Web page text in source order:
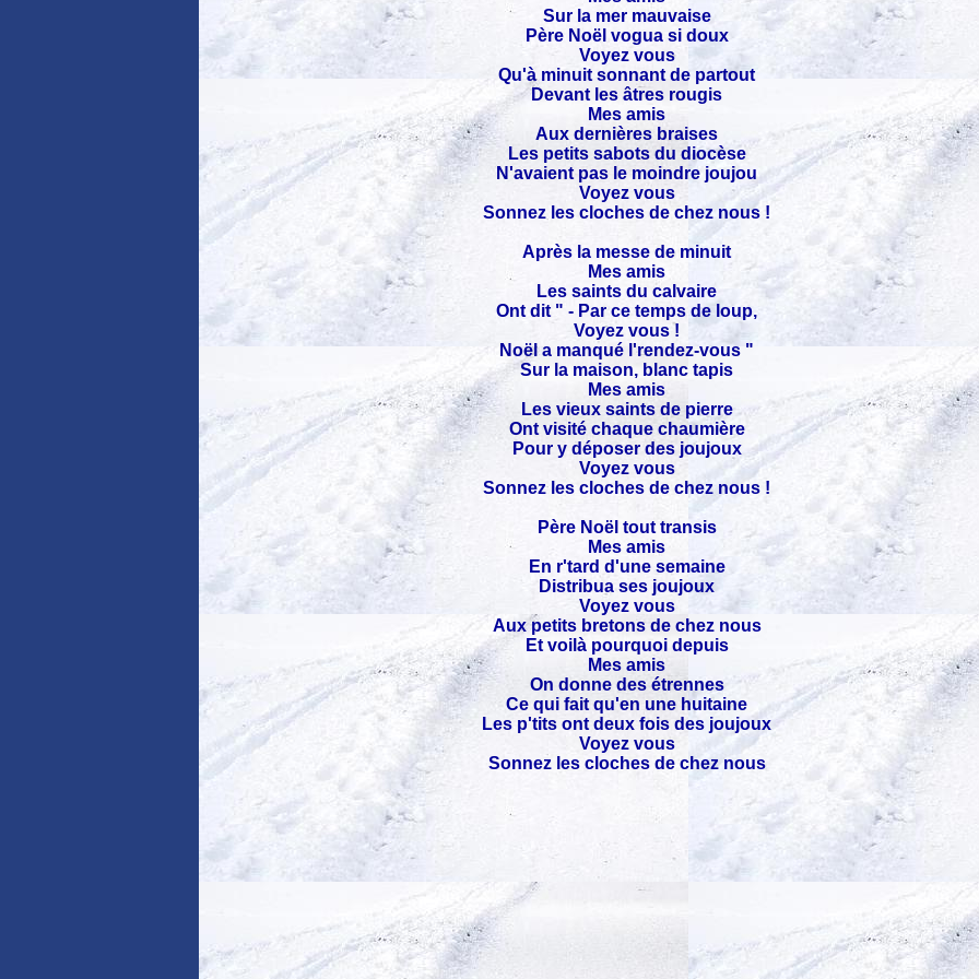
Sur la mer mauvaise
Père Noël vogua si doux
Voyez vous
Qu'à minuit sonnant de partout
Devant les âtres rougis
Mes amis
Aux dernières braises
Les petits sabots du diocèse
N'avaient pas le moindre joujou
Voyez vous
Sonnez les cloches de chez nous !
Après la messe de minuit
Mes amis
Les saints du calvaire
Ont dit " - Par ce temps de loup,
Voyez vous !
Noël a manqué l'rendez-vous "
Sur la maison, blanc tapis
Mes amis
Les vieux saints de pierre
Ont visité chaque chaumière
Pour y déposer des joujoux
Voyez vous
Sonnez les cloches de chez nous !
Père Noël tout transis
Mes amis
En r'tard d'une semaine
Distribua ses joujoux
Voyez vous
Aux petits bretons de chez nous
Et voilà pourquoi depuis
Mes amis
On donne des étrennes
Ce qui fait qu'en une huitaine
Les p'tits ont deux fois des joujoux
Voyez vous
Sonnez les cloches de chez nous